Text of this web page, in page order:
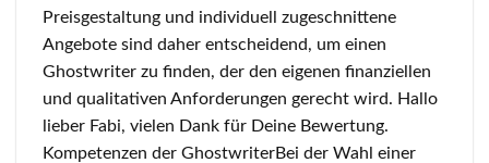
Preisgestaltung und individuell zugeschnittene
Angebote sind daher entscheidend, um einen
Ghostwriter zu finden, der den eigenen finanziellen
und qualitativen Anforderungen gerecht wird. Hallo
lieber Fabi, vielen Dank für Deine Bewertung.
Kompetenzen der GhostwriterBei der Wahl einer